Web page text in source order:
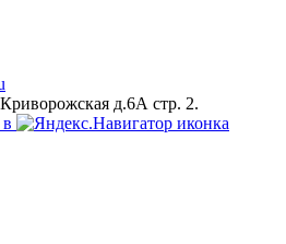
д.6А стр. 2.